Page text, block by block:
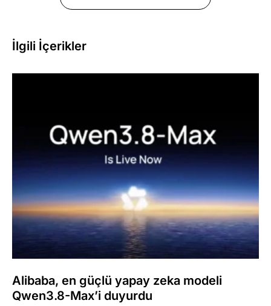
İlgili İçerikler
Alibaba, en güçlü yapay zeka modeli
Qwen3.8-Max’i duyurdu